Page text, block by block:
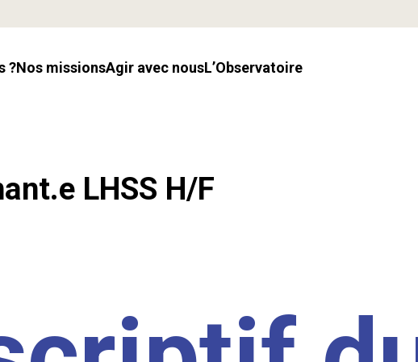
? Nos missions Agir avec nous l’Observatoire
LHSS H/F